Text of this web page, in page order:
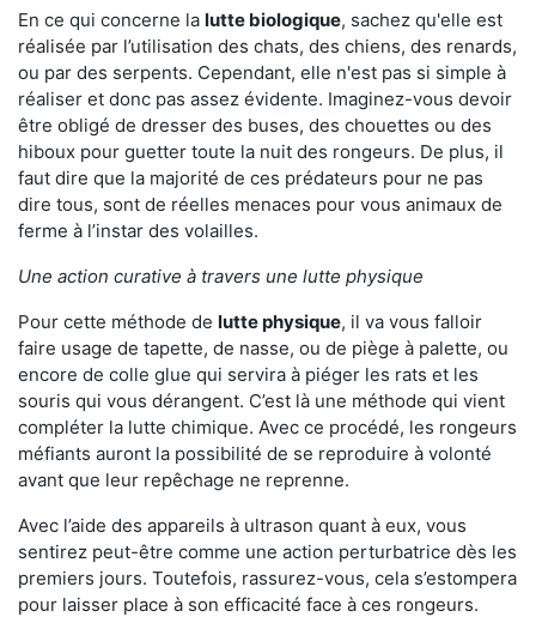
En ce qui concerne la lutte biologique, sachez qu'elle est
réalisée par l’utilisation des chats, des chiens, des renards,
ou par des serpents. Cependant, elle n'est pas si simple à
réaliser et donc pas assez évidente. Imaginez-vous devoir
être obligé de dresser des buses, des chouettes ou des
hiboux pour guetter toute la nuit des rongeurs. De plus, il
faut dire que la majorité de ces prédateurs pour ne pas
dire tous, sont de réelles menaces pour vous animaux de
ferme à l’instar des volailles.
Une action curative à travers une lutte physique
Pour cette méthode de lutte physique, il va vous falloir
faire usage de tapette, de nasse, ou de piège à palette, ou
encore de colle glue qui servira à piéger les rats et les
souris qui vous dérangent. C’est là une méthode qui vient
compléter la lutte chimique. Avec ce procédé, les rongeurs
méfiants auront la possibilité de se reproduire à volonté
avant que leur repêchage ne reprenne.
Avec l’aide des appareils à ultrason quant à eux, vous
sentirez peut-être comme une action perturbatrice dès les
premiers jours. Toutefois, rassurez-vous, cela s’estompera
pour laisser place à son efficacité face à ces rongeurs.